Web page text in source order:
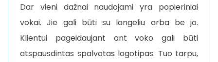
Dar vieni dažnai naudojami yra popieriniai
vokai. Jie gali būti su langeliu arba be jo.
Klientui pageidaujant ant voko gali būti
atspausdintas spalvotas logotipas. Tuo tarpu,